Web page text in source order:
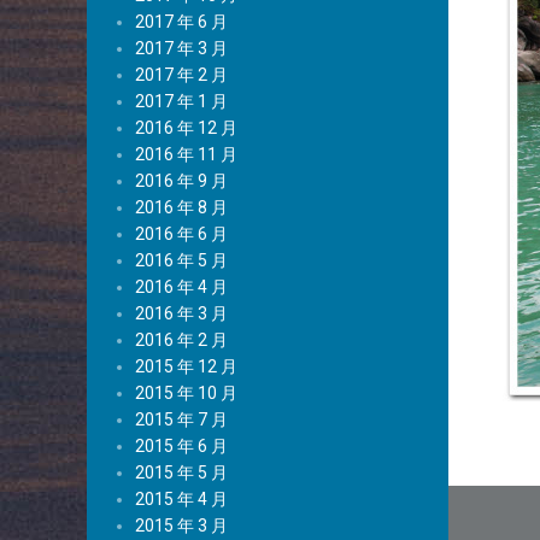
2017 年 6 月
2017 年 3 月
2017 年 2 月
2017 年 1 月
2016 年 12 月
2016 年 11 月
2016 年 9 月
2016 年 8 月
2016 年 6 月
2016 年 5 月
2016 年 4 月
2016 年 3 月
2016 年 2 月
2015 年 12 月
2015 年 10 月
2015 年 7 月
2015 年 6 月
2015 年 5 月
2015 年 4 月
2015 年 3 月